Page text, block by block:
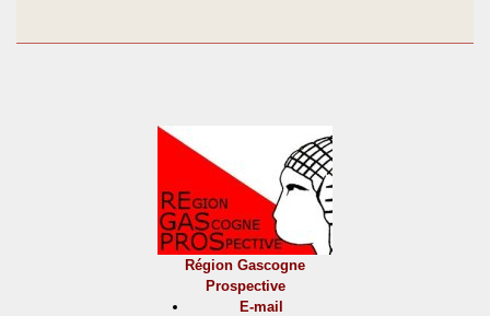
Région Gascogne
Prospective
E-mail